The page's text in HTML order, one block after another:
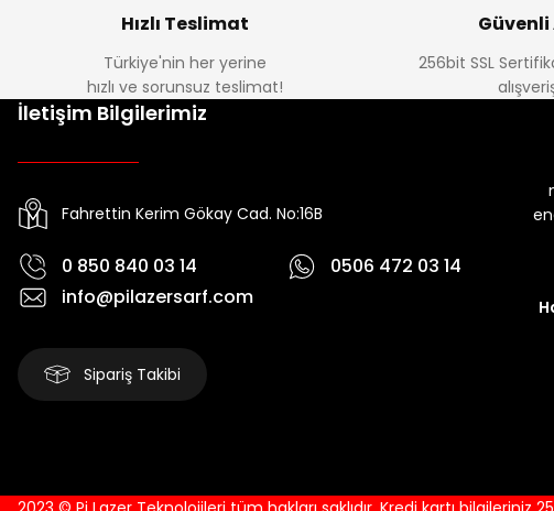
Hızlı Teslimat
Türkiye'nin her yerine
hızlı ve sorunsuz teslimat!
Güvenli
256bit SSL
İletişim Bilgilerimiz
Fahrettin Kerim Gökay Cad. No:16B
0 850 840 03 14
0506 472 03 14
info@pilazersarf.com
Sipariş Takibi